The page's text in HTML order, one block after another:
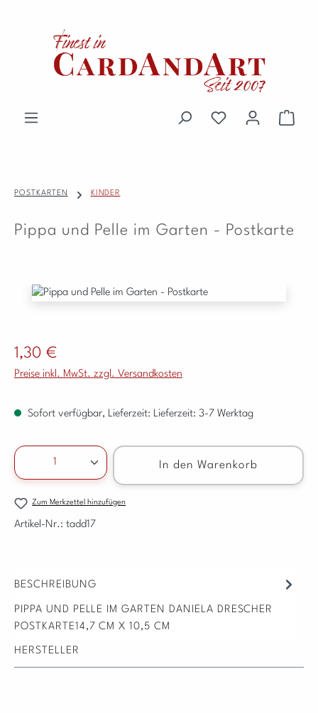
Du hast 0 Produkte
POSTKARTEN KINDER
Pippa und Pelle im Garten - Postkarte
Bildergalerie überspringen
Regulärer Preis:
1,30 €
Preise inkl. MwSt. zzgl. Versandkosten
Sofort verfügbar, Lieferzeit: Lieferzeit: 3-7 Werktag
Produkt Anzahl: Gib den gewünschten Wert ein
In den Warenkorb
Zum Merkzettel hinzufügen
Artikel-Nr.: tadd17
BESCHREIBUNG
PIPPA UND PELLE IM GARTEN DANIELA DRESCHER
POSTKARTE14,7 CM X 10,5 CM
HERSTELLER